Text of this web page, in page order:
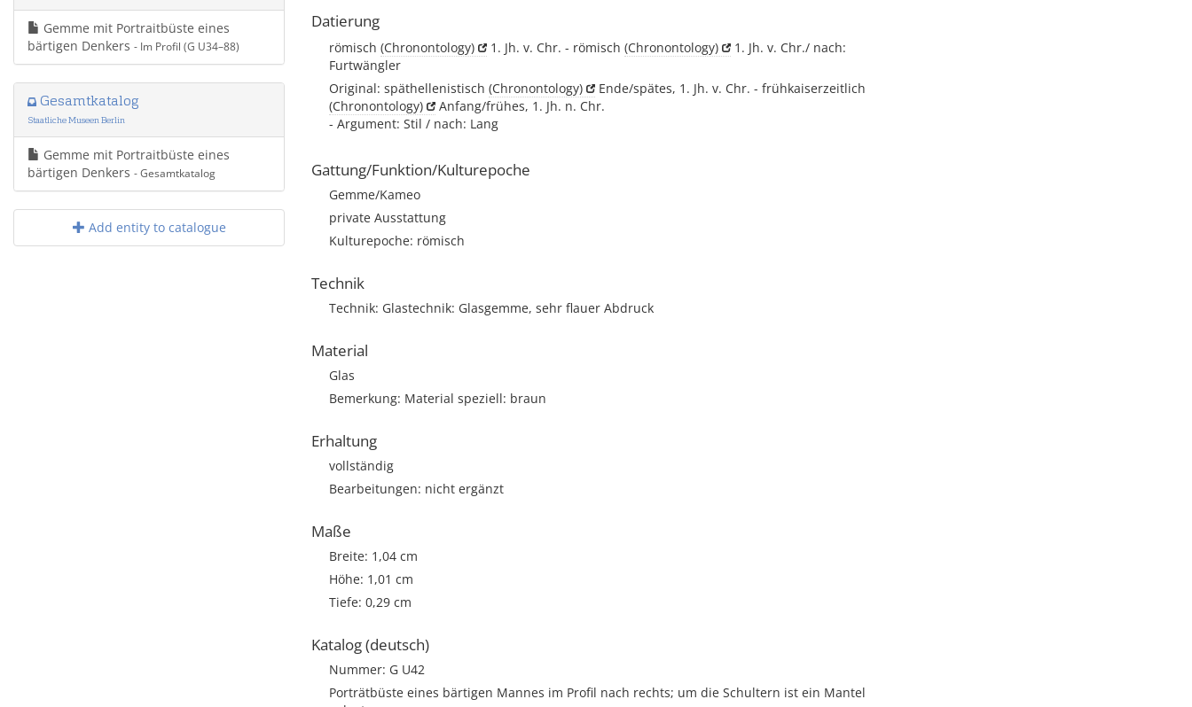
Gemme mit Portraitbüste eines
bärtigen Denkers - Im Profil (G U34–88)
Gesamtkatalog
Staatliche Museen Berlin
Gemme mit Portraitbüste eines
bärtigen Denkers - Gesamtkatalog
Add entity to catalogue
Datierung
römisch (Chronontology) 1. Jh. v. Chr. - römisch (Chronontology)
1. Jh. v. Chr./ nach:
Furtwängler
Original: späthellenistisch (Chronontology)
Ende/spätes, 1. Jh. v. Chr. - frühkaiserzeitlich
(Chronontology)
Anfang/frühes, 1. Jh. n. Chr.
- Argument: Stil / nach: Lang
Gattung/Funktion/Kulturepoche
Gemme/Kameo
private Ausstattung
Kulturepoche: römisch
Technik
Technik: Glastechnik: Glasgemme, sehr flauer Abdruck
Material
Glas
Bemerkung: Material speziell: braun
Erhaltung
vollständig
Bearbeitungen: nicht ergänzt
Maße
Breite: 1,04 cm
Höhe: 1,01 cm
Tiefe: 0,29 cm
Katalog (deutsch)
Nummer: G U42
Porträtbüste eines bärtigen Mannes im Profil nach rechts; um die Schultern ist ein Mantel